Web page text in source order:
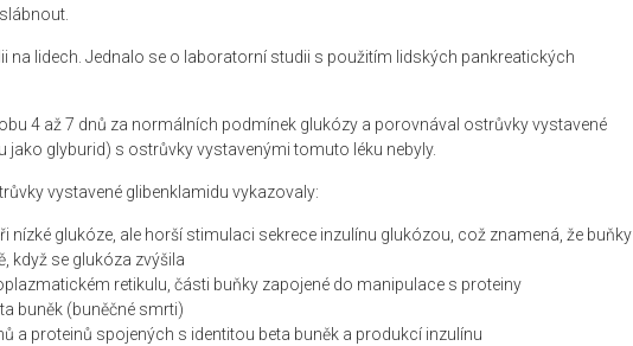
na lidech. Jednalo se o laboratorní studii s použitím lidských pankreatických
4 až 7 dnů za normálních podmínek glukózy a porovnával ostrůvky vystavené
jako glyburid) s ostrůvky vystavenými tomuto léku nebyly.
vystavené glibenklamidu vykazovaly:
nízké glukóze, ale horší stimulaci sekrece inzulínu glukózou, což znamená, že buňky
když se glukóza zvýšila
retikulu, části buňky zapojené do manipulace s proteiny
buněk (buněčné smrti)
a proteinů spojených s identitou beta buněk a produkcí inzulínu